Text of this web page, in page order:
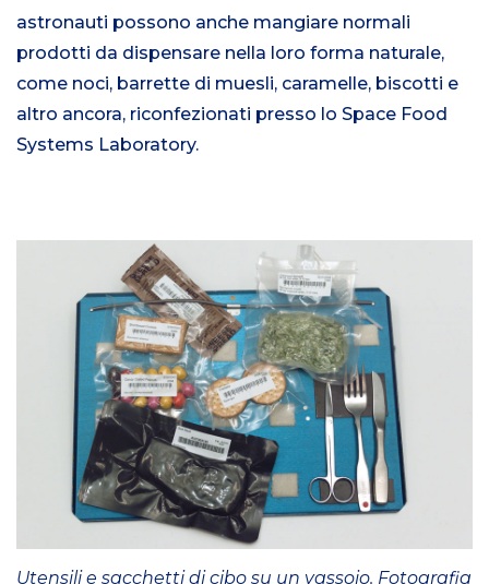
astronauti possono anche mangiare normali
prodotti da dispensare nella loro forma naturale,
come noci, barrette di muesli, caramelle, biscotti e
altro ancora, riconfezionati presso lo Space Food
Systems Laboratory.
Utensili e sacchetti di cibo su un vassoio. Fotografia